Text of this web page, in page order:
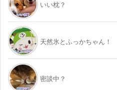
いい枕？
天然氷とふっかちゃん！
密談中？